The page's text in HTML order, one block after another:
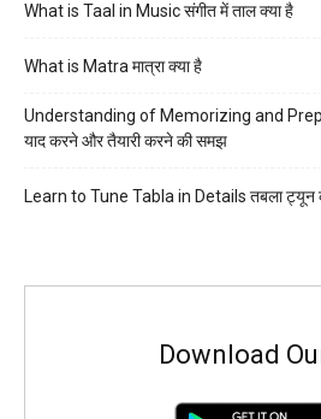
What is Taal in Music संगीत में ताल क्या है
What is Matra मात्रा क्या है
Understanding of Memorizing and
याद करने और तैयारी करने की समझ
Learn to Tune Tabla in Details तबला ट्यून
Download